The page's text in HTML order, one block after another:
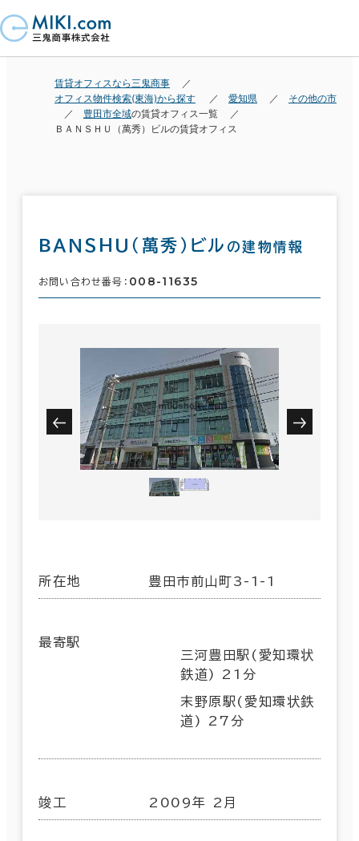
賃貸オフィスなら三鬼商事
オフィス物件検索(東海)から探す
愛知県
その他の市
豊田市全域の賃貸オフィス一覧
ＢＡＮＳＨＵ（萬秀）ビルの賃貸オフィス
ＢＡＮＳＨＵ（萬秀）ビル の建物情報
お問い合わせ番号： 008-11635
所在地 豊田市前山町3-1-1
最寄駅
三河豊田駅(愛知環状
鉄道) 21分
末野原駅(愛知環状鉄
道) 27分
竣工 2009年 2月